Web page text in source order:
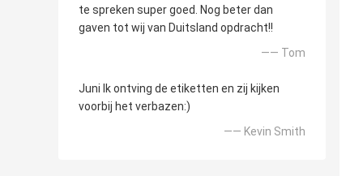
te spreken super goed. Nog beter dan
gaven tot wij van Duitsland opdracht!!
—— Tom
Juni Ik ontving de etiketten en zij kijken
voorbij het verbazen:)
—— Kevin Smith